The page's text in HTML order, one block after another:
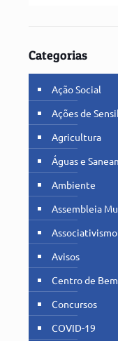
Categorias
Ação Social
Ações de
Agricultura
Águas e
Ambiente
Assembleia
Associativismo
Avisos
Centro de
Concursos
COVID-19